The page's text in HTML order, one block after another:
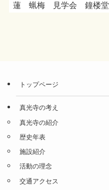
蓮
蝋梅 見学会 鐘楼堂
トップページ
真光寺の考え
真光寺の紹介
歴史年表
施設紹介
活動の理念
交通アクセス